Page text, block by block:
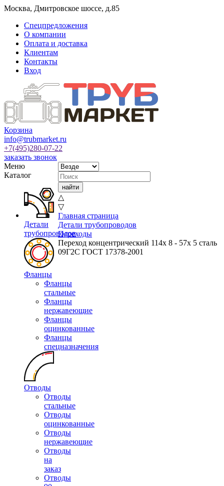
Москва, Дмитровское шоссе, д.85
Спецпредложения
О компании
Оплата и доставка
Клиентам
Контакты
Вход
Корзина
info@trubmarket.ru
+7(495)280-07-22
заказать звонок
Меню
Каталог
Детали
трубопроводов
Фланцы
Фланцы
стальные
Фланцы
нержавеющие
Фланцы
оцинкованные
Фланцы
спецназначения
Отводы
Отводы
стальные
Отводы
оцинкованные
Отводы
нержавеющие
Отводы
на
заказ
Отводы
△
▽
Главная страница
Детали трубопроводов
Переходы
Переход концентрический 114х 8 - 57х 5 сталь
09Г2С ГОСТ 17378-2001